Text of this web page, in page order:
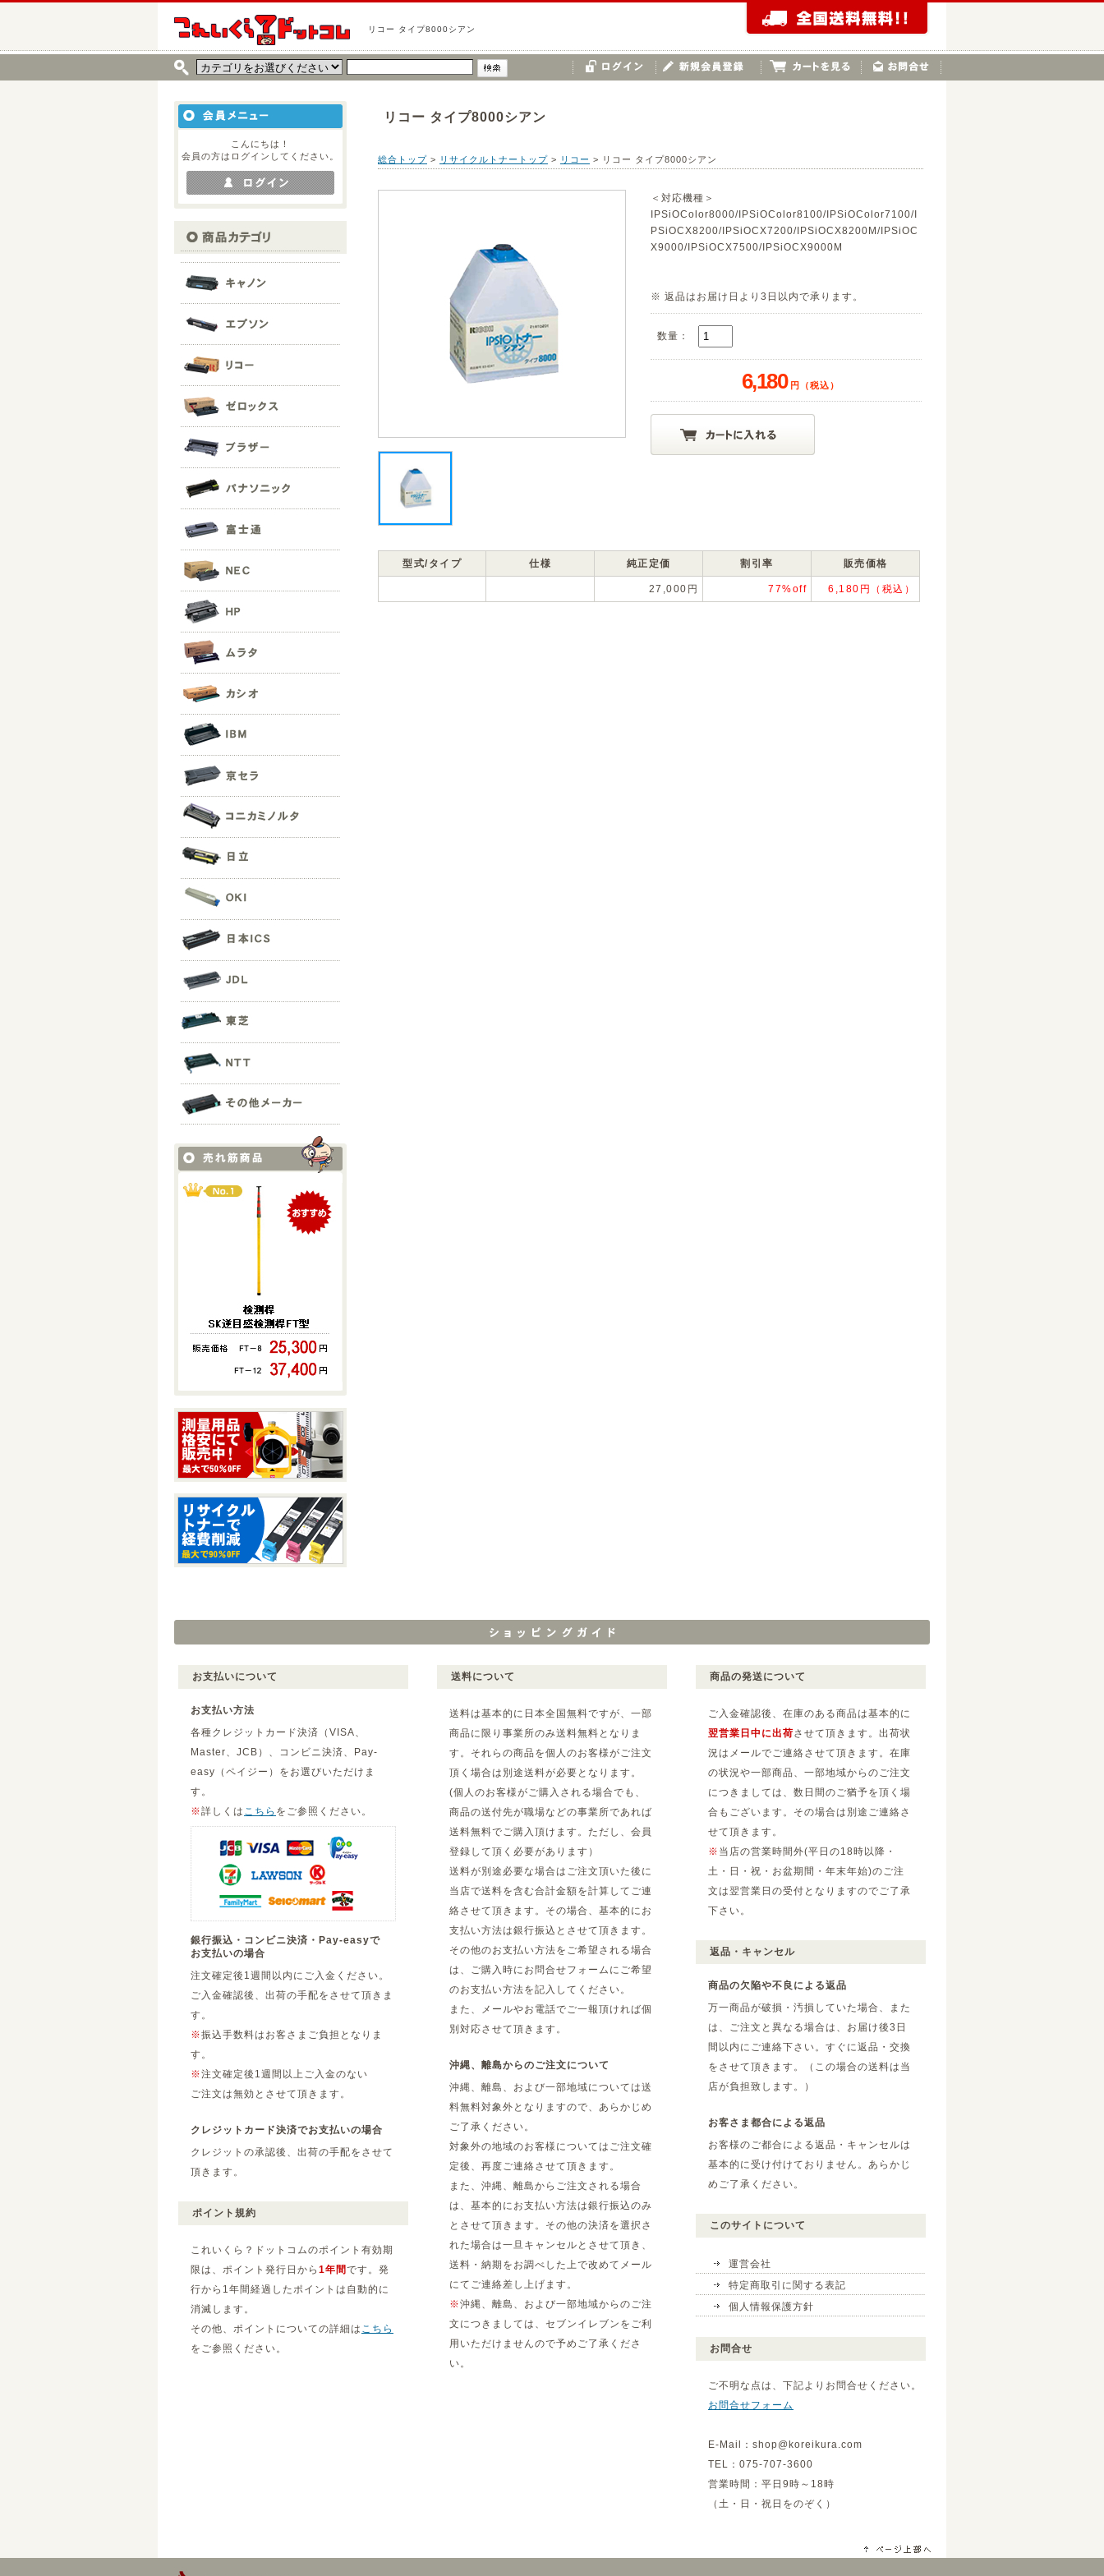
リコー タイプ8000シアン
こんにちは！
会員の方はログインしてください。
リコー タイプ8000シアン
総合トップ > リサイクルトナートップ > リコー > リコー タイプ8000シアン
＜対応機種＞
IPSiOColor8000/IPSiOColor8100/IPSiOColor7100/I
PSiOCX8200/IPSiOCX7200/IPSiOCX8200M/IPSiOC
X9000/IPSiOCX7500/IPSiOCX9000M
※ 返品はお届け日より3日以内で承ります。
数量：
6,180 円（税込）
77
型式/タイプ 仕様 純正定価 割引率 販売価格
27,000円 77%off 6,180円（税込）
お支払いについて
お支払い方法
各種クレジットカード決済（VISA、
Master、JCB）、コンビニ決済、Pay-
easy（ペイジー）をお選びいただけま
す。
※詳しくは こちら をご参照ください。
銀行振込・コンビニ決済・Pay-easyで
お支払いの場合
注文確定後1週間以内にご入金ください。
ご入金確認後、出荷の手配をさせて頂きま
す。
※振込手数料はお客さまご負担となりま
す。
※注文確定後1週間以上ご入金のない
ご注文は無効とさせて頂きます。
クレジットカード決済でお支払いの場合
クレジットの承認後、出荷の手配をさせて
頂きます。
ポイント規約
これいくら？ドットコムのポイント有効期
限は、ポイント発行日から 1年間です。発
行から1年間経過したポイントは自動的に
消滅します。
その他、ポイントについての詳細は こちら
をご参照ください。
送料について
送料は基本的に日本全国無料ですが、一部
商品に限り事業所のみ送料無料となりま
す。それらの商品を個人のお客様がご注文
頂く場合は別途送料が必要となります。
(個人のお客様がご購入される場合でも、
商品の送付先が職場などの事業所であれば
送料無料でご購入頂けます。ただし、会員
登録して頂く必要があります）
送料が別途必要な場合はご注文頂いた後に
当店で送料を含む合計金額を計算してご連
絡させて頂きます。その場合、基本的にお
支払い方法は銀行振込とさせて頂きます。
その他のお支払い方法をご希望される場合
は、ご購入時にお問合せフォームにご希望
のお支払い方法を記入してください。
また、メールやお電話でご一報頂ければ個
別対応させて頂きます。
沖縄、離島からのご注文について
沖縄、離島、および一部地域については送
料無料対象外となりますので、あらかじめ
ご了承ください。
対象外の地域のお客様についてはご注文確
定後、再度ご連絡させて頂きます。
また、沖縄、離島からご注文される場合
は、基本的にお支払い方法は銀行振込のみ
とさせて頂きます。その他の決済を選択さ
れた場合は一旦キャンセルとさせて頂き、
送料・納期をお調べした上で改めてメール
にてご連絡差し上げます。
※沖縄、離島、および一部地域からのご注
文につきましては、セブンイレブンをご利
用いただけませんので予めご了承くださ
い。
商品の発送について
ご入金確認後、在庫のある商品は基本的に
翌営業日中に出荷させて頂きます。出荷状
況はメールでご連絡させて頂きます。在庫
の状況や一部商品、一部地域からのご注文
につきましては、数日間のご猶予を頂く場
合もございます。その場合は別途ご連絡さ
せて頂きます。
※ 当店の営業時間外(平日の18時以降・
土・日・祝・お盆期間・年末年始)のご注
文は翌営業日の受付となりますのでご了承
下さい。
返品・キャンセル
商品の欠陥や不良による返品
万一商品が破損・汚損していた場合、また
は、ご注文と異なる場合は、お届け後3日
間以内にご連絡下さい。すぐに返品・交換
をさせて頂きます。（この場合の送料は当
店が負担致します。）
お客さま都合による返品
お客様のご都合による返品・キャンセルは
基本的に受け付けておりません。あらかじ
めご了承ください。
このサイトについて
運営会社
特定商取引に関する表記
個人情報保護方針
お問合せ
ご不明な点は、下記よりお問合せください。
お問合せフォーム
E-Mail：shop@koreikura.com
TEL：075-707-3600
営業時間：平日9時～18時
（土・日・祝日をのぞく）